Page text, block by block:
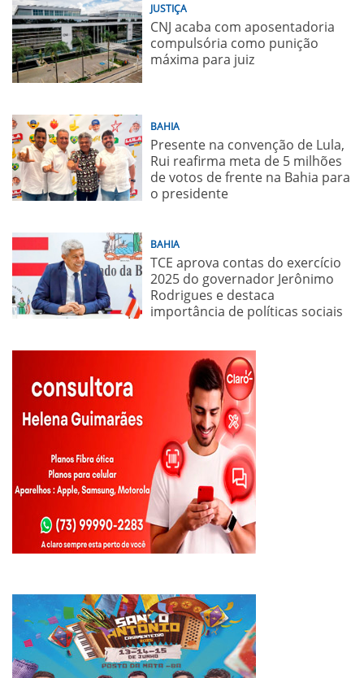
JUSTIÇA
CNJ acaba com aposentadoria
compulsória como punição
máxima para juiz
BAHIA
Presente na convenção de Lula,
Rui reafirma meta de 5 milhões
de votos de frente na Bahia para
o presidente
BAHIA
TCE aprova contas do exercício
2025 do governador Jerônimo
Rodrigues e destaca
importância de políticas sociais